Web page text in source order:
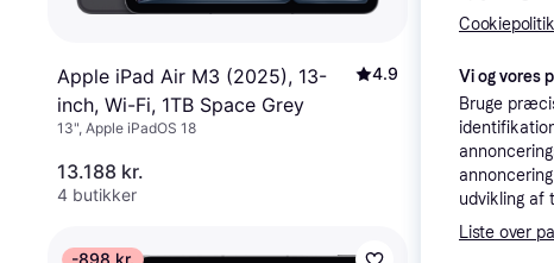
Apple iPad Air M3 (2025), 13-
inch, Wi-Fi, 1TB Space Grey
4.9
13", Apple iPadOS 18
13.188 kr.
4 butikker
Apple iPad
inch, Wi-
Purple
13", Apple
8.298 kr.
5 butikker
-898 kr.
Cookiepolitik
Vi og vores
Bruge
udvikling af
Liste over